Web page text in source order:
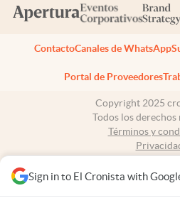
Sign in to El Cronista with
ContactoCanales de WhatsApp
Portal de Proveedores
Copyright 2025
Todos los derechos
Términos y
Tel: +54 11